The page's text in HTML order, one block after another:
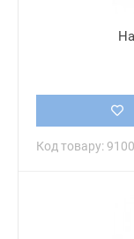
Код товару: